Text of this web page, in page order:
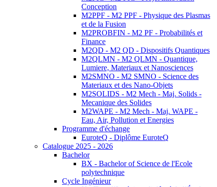
Conception
M2PPF - M2 PPF - Physique des Plasmas
et de la Fusion
M2PROBFIN - M2 PF - Probabilités et
Finance
M2QD - M2 QD - Dispositifs Quantiques
M2QLMN - M2 QLMN - Quantique,
Lumiere, Materiaux et Nanosciences
M2SMNO - M2 SMNO - Science des
Materiaux et des Nano-Objets
M2SOLIDS - M2 Mech - Maj. Solids -
Mecanique des Solides
M2WAPE - M2 Mech - Maj. WAPE -
Eau, Air, Pollution et Energies
Programme d'échange
EuroteQ - Diplôme EuroteQ
Catalogue 2025 - 2026
Bachelor
BX - Bachelor of Science de l'Ecole
polytechnique
Cycle Ingénieur